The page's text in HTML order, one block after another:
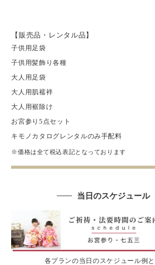
【販売品・レンタル品】
子供用足袋
子供用髪飾り各種
大人用足袋
大人用肌襦袢
大人用裾除け
お宮参り5点セット
キモノカタログレンタルのみ手配料
※価格は全て税込表記となっております
当日のスケジュール
各プランの当日のスケジュール例